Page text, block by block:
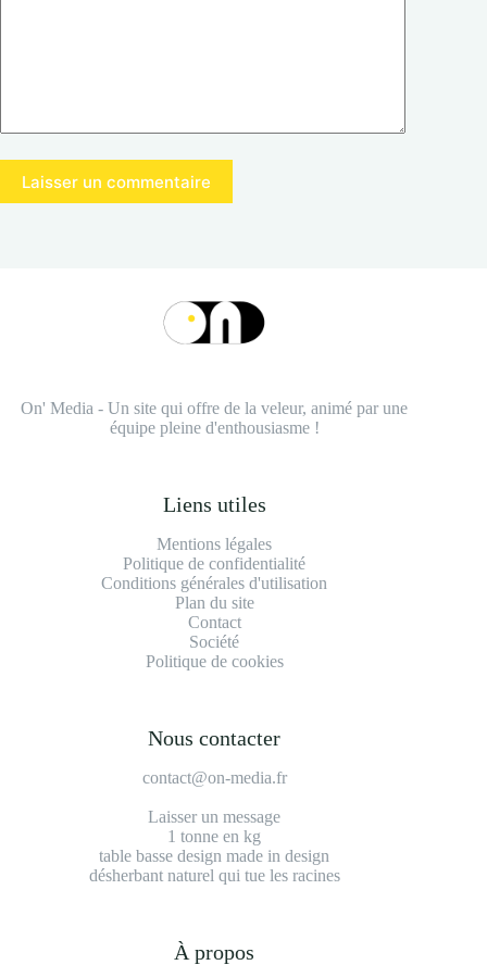
Laisser un commentaire
On' Media - Un site qui offre de la veleur, animé par une
équipe pleine d'enthousiasme !
Liens utiles
Mentions légales
Politique de confidentialité
Conditions générales d'utilisation
Plan du site
Contact
Société
Politique de cookies
Nous contacter
contact@on-media.fr
Laisser un message
1 tonne en kg
table basse design made in design
désherbant naturel qui tue les racines
À propos